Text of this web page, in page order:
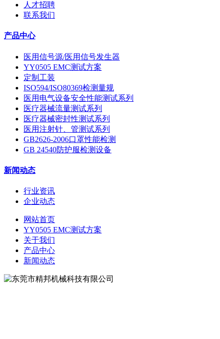
人才招聘
联系我们
产品中心
医用信号源/医用信号发生器
YY0505 EMC测试方案
定制工装
ISO594/ISO80369检测量规
医用电气设备安全性能测试系列
医疗器械流量测试系列
医疗器械密封性测试系列
医用注射针、管测试系列
GB2626-2006口罩性能检测
GB 24540防护服检测设备
新闻动态
行业资讯
企业动态
网站首页
YY0505 EMC测试方案
关于我们
产品中心
新闻动态